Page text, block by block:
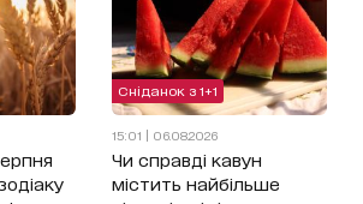
Сніданок з 1+1
15:01 | 06.08.2026
Чи справді кавун
містить найбільше